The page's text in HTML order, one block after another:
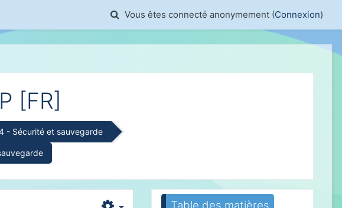
Activer/désactiver la saisie de recherche
Vous êtes connecté anonymement (Connexion)
[FR]
- Sécurité et sauvegarde
Passer Table des matières